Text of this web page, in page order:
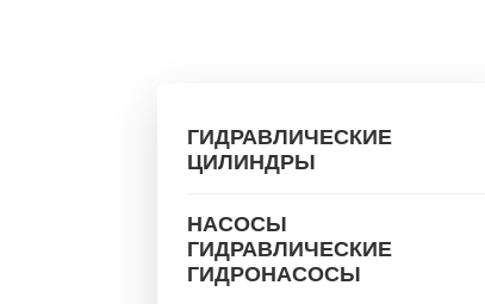
ГИДРАВЛИЧЕСКИЕ
ЦИЛИНДРЫ
НАСОСЫ
ГИДРАВЛИЧЕСКИЕ
ГИДРОНАСОСЫ